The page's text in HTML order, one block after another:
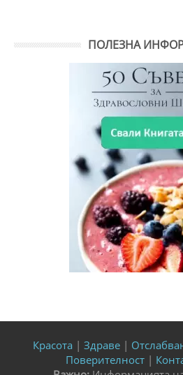
ПОЛЕЗНА
Красота | Здраве |
Поверителност |